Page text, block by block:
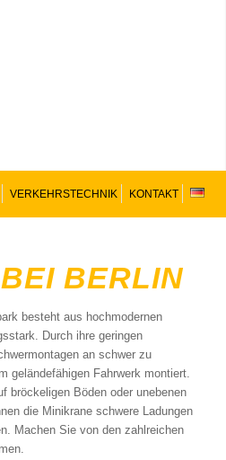
VERKEHRSTECHNIK KONTAKT
BERLIN
besteht aus hochmodernen
Durch ihre geringen
an schwer zu
geländefähigen Fahrwerk montiert.
bröckeligen Böden oder unebenen
die Minikrane schwere Ladungen
Machen Sie von den zahlreichen